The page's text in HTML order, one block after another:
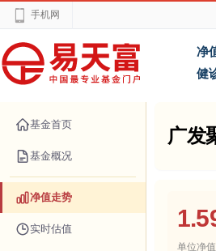
手机网
净
健
基金首页
基金概况
净值走势
实时估值
广发
单位净